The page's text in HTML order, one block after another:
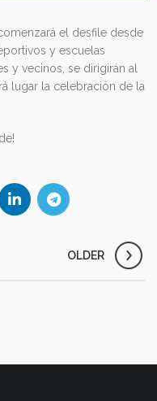
el desfile desde
y escuelas
y vecinos, se dirigirán al
lugar la celebración de la
OLDER